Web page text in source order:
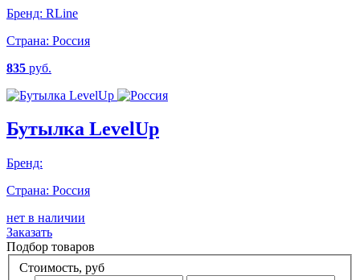
Бренд: RLine
Страна: Россия
835 руб.
Бутылка LevelUp
Бренд:
Страна: Россия
нет в наличии
Заказать
Подбор товаров
Стоимость, руб